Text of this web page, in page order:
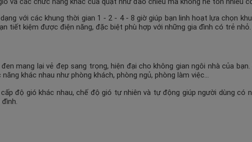
với các khung thời gian 1 - 2 - 4 - 8 giờ giúp bạn linh hoạt lựa chọn
tiết kiệm được điện năng, đặc biệt phù hợp với những gia đình có trẻ nhỏ.
mang lại vẻ đẹp sang trọng, hiện đại cho không gian ngôi nhà của
khác nhau như phòng khách, phòng ngủ, phòng làm việc...
độ gió khác nhau, chế độ gió tự nhiên và tự động giúp người dùng